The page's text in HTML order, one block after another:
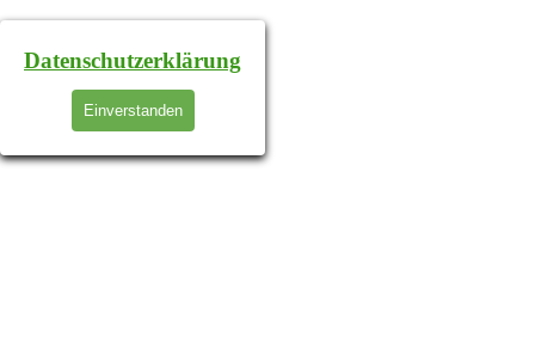
Datenschutzerklärung
Einverstanden